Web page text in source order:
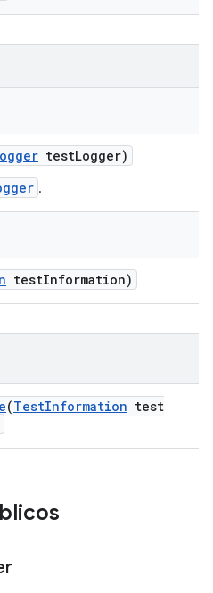
testLogger)
.
testInformation)
(TestInformation test